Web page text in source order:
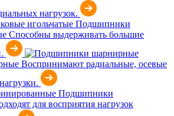
нагрузок.
Подшипники
Способны выдерживать большие
Воспринимают радиальные, осевые
Подшипники
для восприятия нагрузок